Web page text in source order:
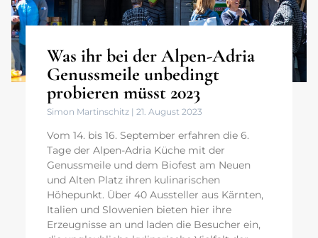
Was ihr bei der Alpen-Adria
Genussmeile unbedingt
probieren müsst 2023
Simon Martinschitz 21. August 2023
Vom 14. bis 16. September erfahren die 6.
Tage der Alpen-Adria Küche mit der
Genussmeile und dem Biofest am Neuen
und Alten Platz ihren kulinarischen
Höhepunkt. Über 40 Aussteller aus Kärnten,
Italien und Slowenien bieten hier ihre
Erzeugnisse an und laden die Besucher ein,